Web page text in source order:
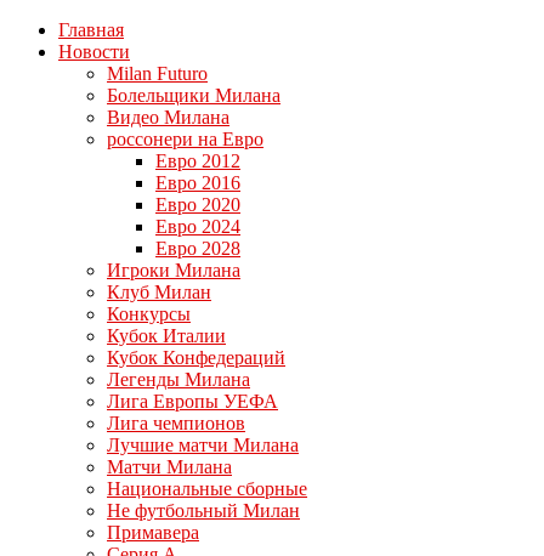
Главная
Новости
Milan Futuro
Болельщики Милана
Видео Милана
россонери на Евро
Евро 2012
Евро 2016
Евро 2020
Евро 2024
Евро 2028
Игроки Милана
Клуб Милан
Конкурсы
Кубок Италии
Кубок Конфедераций
Легенды Милана
Лига Европы УЕФА
Лига чемпионов
Лучшие матчи Милана
Матчи Милана
Национальные сборные
Не футбольный Милан
Примавера